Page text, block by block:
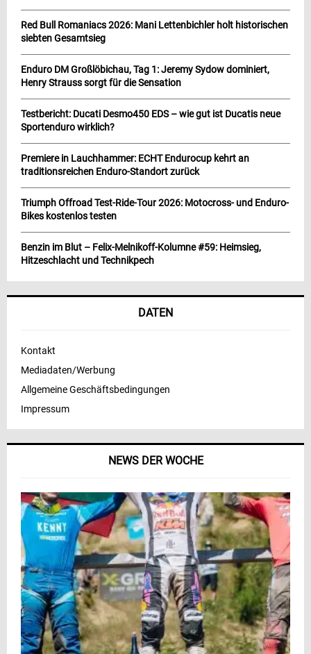
NEWS DER WOCHE
Red Bull Romaniacs 2026: Mani Lettenbichler holt historischen
siebten Gesamtsieg
Enduro DM Großlöbichau, Tag 1: Jeremy Sydow dominiert,
Henry Strauss sorgt für die Sensation
Testbericht: Ducati Desmo450 EDS – wie gut ist Ducatis neue
Sportenduro wirklich?
Premiere in Lauchhammer: ECHT Endurocup kehrt an
traditionsreichen Enduro-Standort zurück
Triumph Offroad Test-Ride-Tour 2026: Motocross- und Enduro-
Bikes kostenlos testen
Benzin im Blut – Felix-Melnikoff-Kolumne #59: Heimsieg,
Hitzeschlacht und Technikpech
DATEN
Kontakt
Mediadaten/Werbung
Allgemeine Geschäftsbedingungen
Impressum